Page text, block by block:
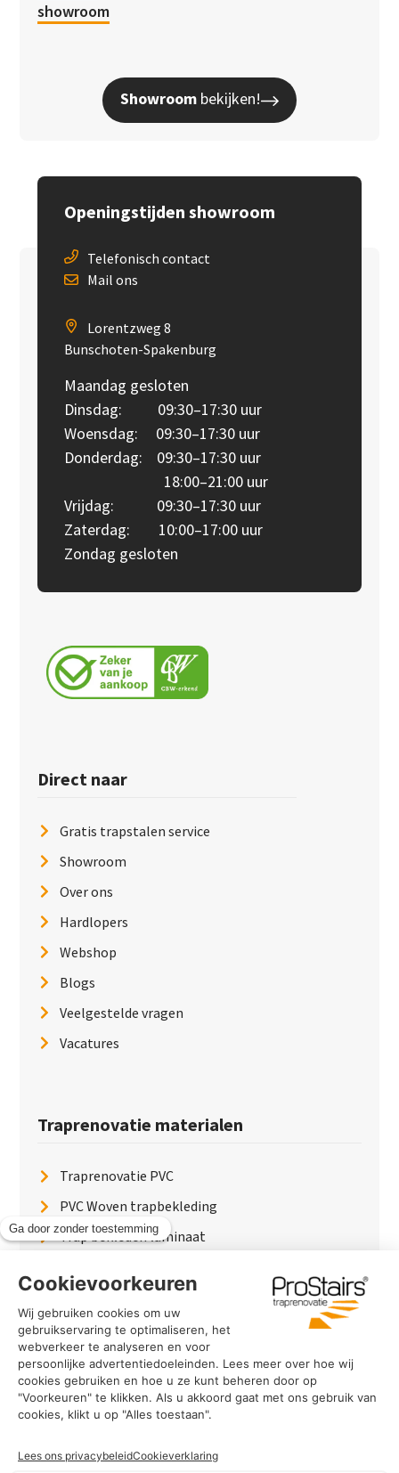
showroom
Showroom bekijken!
Openingstijden showroom
Telefonisch contact
Mail ons
Lorentzweg 8
Bunschoten-Spakenburg
Maandag gesloten
Dinsdag: 09:30–17:30 uur
Woensdag: 09:30–17:30 uur
Donderdag: 09:30–17:30 uur
18:00–21:00 uur
Vrijdag: 09:30–17:30 uur
Zaterdag: 10:00–17:00 uur
Zondag gesloten
Direct naar
Gratis trapstalen service
Showroom
Over ons
Hardlopers
Webshop
Blogs
Veelgestelde vragen
Vacatures
Traprenovatie materialen
Traprenovatie PVC
PVC Woven trapbekleding
Trap bekleden laminaat
Traptreden beton
Traptreden leer
PaintWood
Trapverlichting
PVC Vloer
Marmerlook trap